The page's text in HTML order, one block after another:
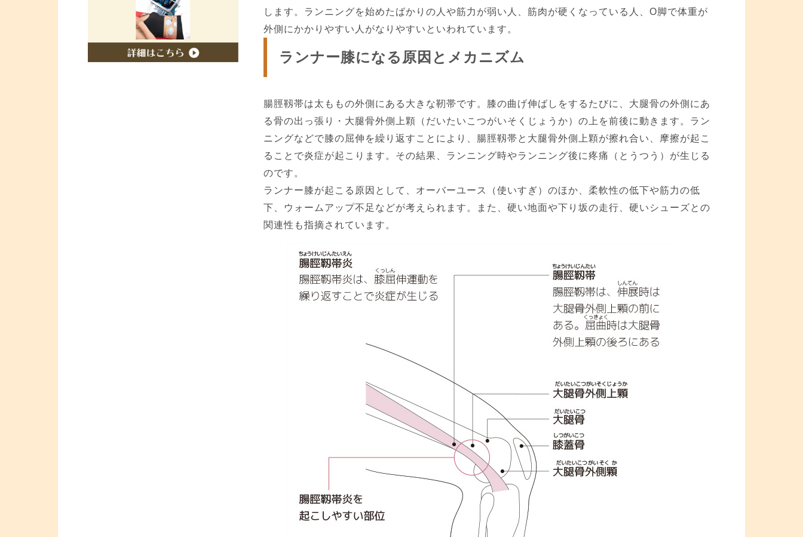
します。ランニングを始めたばかりの人や筋力が弱い人、筋肉が硬くなっている人、O脚で体重が
外側にかかりやすい人がなりやすいといわれています。
ランナー膝になる原因とメカニズム
腸脛靱帯は太ももの外側にある大きな靭帯です。膝の曲げ伸ばしをするたびに、大腿骨の外側にあ
る骨の出っ張り・大腿骨外側上顆（だいたいこつがいそくじょうか）の上を前後に動きます。ラン
ニングなどで膝の屈伸を繰り返すことにより、腸脛靱帯と大腿骨外側上顆が擦れ合い、摩擦が起こ
ることで炎症が起こります。その結果、ランニング時やランニング後に疼痛（とうつう）が生じる
のです。
ランナー膝が起こる原因として、オーバーユース（使いすぎ）のほか、柔軟性の低下や筋力の低
下、ウォームアップ不足などが考えられます。また、硬い地面や下り坂の走行、硬いシューズとの
関連性も指摘されています。